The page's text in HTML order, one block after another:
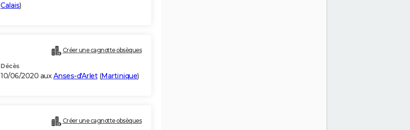
Calais)
Créer une cagnotte obsèques
Décès
10/06/2020 auxAnses-d'Arlet(Martinique)
Créer une cagnotte obsèques